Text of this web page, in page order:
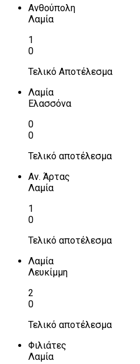
Ανθούπολη
Λαμία
1
0
Τελικό Αποτέλεσμα
Λαμία
Ελασσόνα
0
0
Τελικό αποτέλεσμα
Αν. Άρτας
Λαμία
1
0
Τελικό αποτέλεσμα
Λαμία
Λευκίμμη
2
0
Τελικό αποτέλεσμα
Φιλιάτες
Λαμία